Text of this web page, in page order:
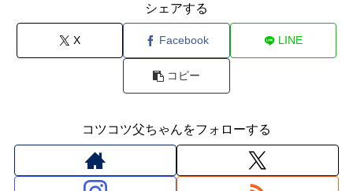
シェアする
X Facebook LINE
コピー
コツコツ父ちゃんをフォローする